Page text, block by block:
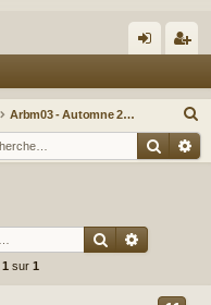
ne
xi
nr
eg
Arbm03 - Automne 2027
e
c
Rechercher
1 sur 1